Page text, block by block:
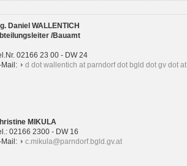
Daniel WALLENTICH
/Bauamt
02166 23 00 - DW 24
Mail:
d dot wallentich at parndorf dot bgld dot gv dot at
MIKULA
02166 2300 - DW 16
Mail:
c.mikula@parndorf.bgld.gv.at